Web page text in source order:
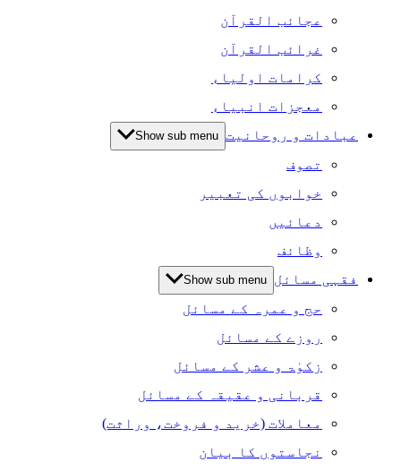
عجائب القرآن
غرائب القرآن
کرامات اولیاء
معجزات انبیاء
عبادات و روحانیت Show sub menu
تصوف
خوابوں کی تعبیر
دعائیں
وظائف
فقہی مسائل Show sub menu
حج و عمرہ کے مسائل
روزے کے مسائل
زکوٰۃ و عشر کے مسائل
قربانی و عقیقہ کے مسائل
معاملات (خرید و فروخت، وراثت)
نجاستوں کا بیان